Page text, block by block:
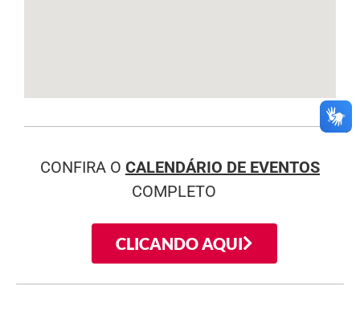
CONFIRA O CALENDÁRIO DE EVENTOS
COMPLETO
CLICANDO AQUI